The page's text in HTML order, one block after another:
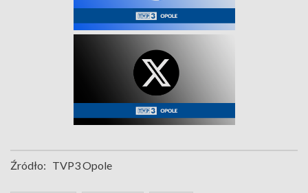
Źródło: TVP3 Opole